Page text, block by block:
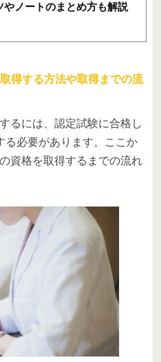
やノートのまとめ方も解説
得する方法や取得までの流
るには、認定試験に合格し
る必要があります。ここか
資格を取得するまでの流れ